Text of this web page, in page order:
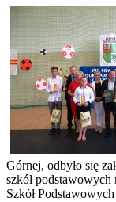
Górnej, odbyło się
szkół
Szkół